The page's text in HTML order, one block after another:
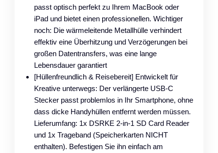
passt optisch perfekt zu Ihrem MacBook oder
iPad und bietet einen professionellen. Wichtiger
noch: Die wärmeleitende Metallhülle verhindert
effektiv eine Überhitzung und Verzögerungen bei
großen Datentransfers, was eine lange
Lebensdauer garantiert
[Hüllenfreundlich & Reisebereit] Entwickelt für
Kreative unterwegs: Der verlängerte USB-C
Stecker passt problemlos in Ihr Smartphone, ohne
dass dicke Handyhüllen entfernt werden müssen.
Lieferumfang: 1x DSRKE 2-in-1 SD Card Reader
und 1x Trageband (Speicherkarten NICHT
enthalten). Befestigen Sie ihn einfach am